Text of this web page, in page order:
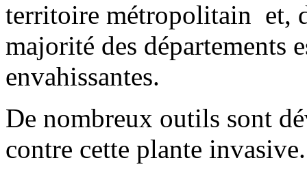
territoire métropolitain et,
majorité des départements
envahissantes.
De nombreux outils sont
contre cette plante